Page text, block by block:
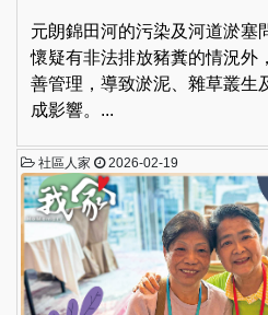
元朗錦田河的污染及河道淤塞
懷疑有非法排放豬糞的情況外
善管理，導致淤泥、雜草叢生
成影響。...
社區人家 2026-02-19